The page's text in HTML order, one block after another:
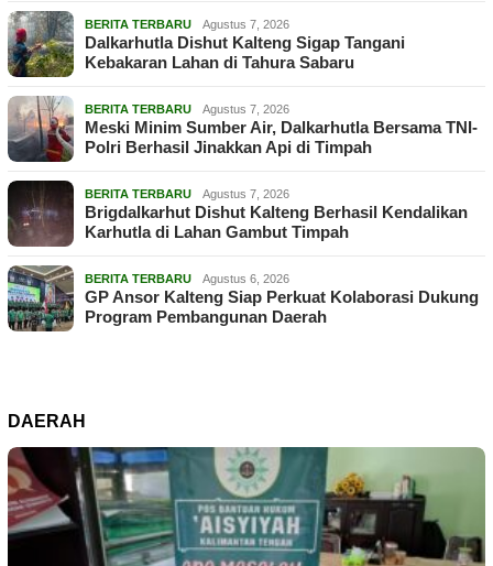
BERITA TERBARU Agustus 7, 2026
Dalkarhutla Dishut Kalteng Sigap Tangani
Kebakaran Lahan di Tahura Sabaru
BERITA TERBARU Agustus 7, 2026
Meski Minim Sumber Air, Dalkarhutla Bersama TNI-
Polri Berhasil Jinakkan Api di Timpah
BERITA TERBARU Agustus 7, 2026
Brigdalkarhut Dishut Kalteng Berhasil Kendalikan
Karhutla di Lahan Gambut Timpah
BERITA TERBARU Agustus 6, 2026
GP Ansor Kalteng Siap Perkuat Kolaborasi Dukung
Program Pembangunan Daerah
DAERAH